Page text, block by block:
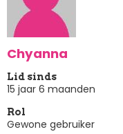
Chyanna
Lid sinds
15 jaar 6 maanden
Rol
Gewone gebruiker